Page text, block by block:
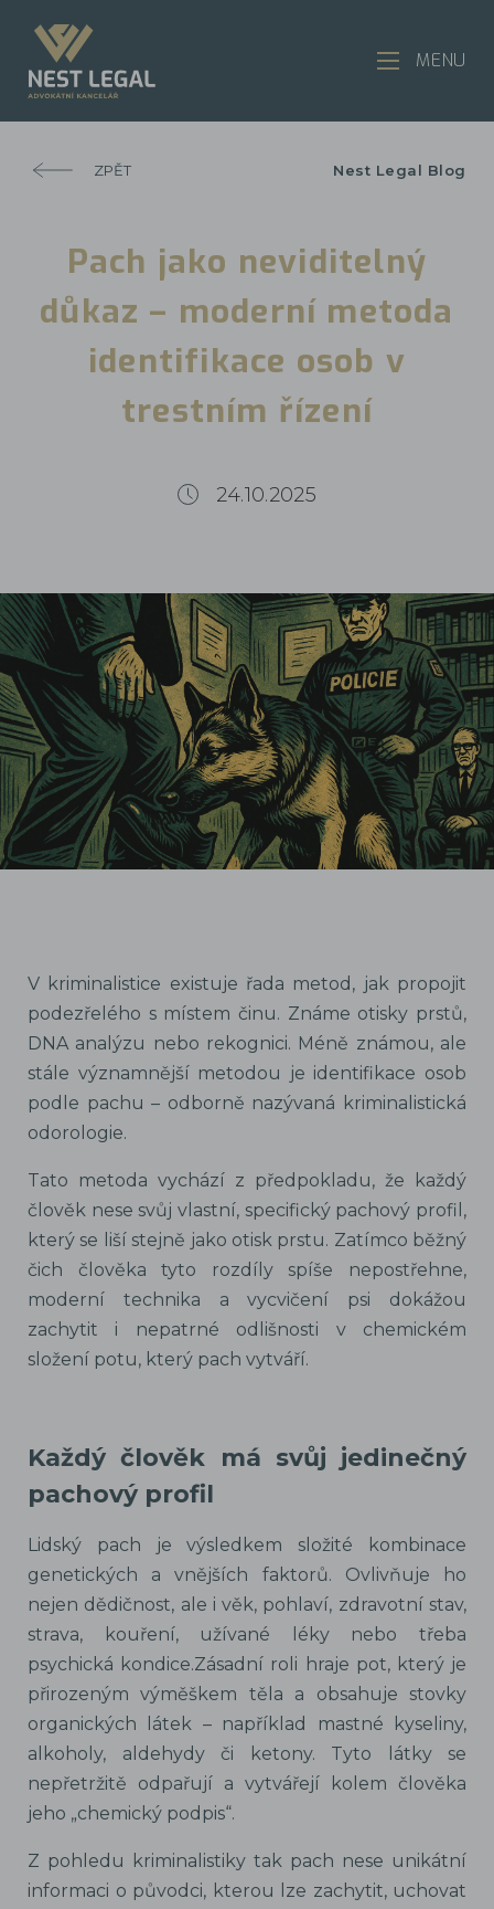
ZPĚT Nest Legal Blog
Pach jako neviditelný
důkaz – moderní metoda
identifikace osob v
trestním řízení
24.10.2025
V kriminalistice existuje řada metod, jak propojit
podezřelého s místem činu. Známe otisky prstů,
DNA analýzu nebo rekognici. Méně známou, ale
stále významnější metodou je identifikace osob
podle pachu – odborně nazývaná kriminalistická
odorologie.
Tato metoda vychází z předpokladu, že každý
člověk nese svůj vlastní, specifický pachový profil,
který se liší stejně jako otisk prstu. Zatímco běžný
čich člověka tyto rozdíly spíše nepostřehne,
moderní technika a vycvičení psi dokážou
zachytit i nepatrné odlišnosti v chemickém
složení potu, který pach vytváří.
Každý člověk má svůj jedinečný
pachový profil
Lidský pach je výsledkem složité kombinace
genetických a vnějších faktorů. Ovlivňuje ho
nejen dědičnost, ale i věk, pohlaví, zdravotní stav,
strava, kouření, užívané léky nebo třeba
psychická kondice.Zásadní roli hraje pot, který je
přirozeným výměškem těla a obsahuje stovky
organických látek – například mastné kyseliny,
alkoholy, aldehydy či ketony. Tyto látky se
nepřetržitě odpařují a vytvářejí kolem člověka
jeho „chemický podpis“.
Z pohledu kriminalistiky tak pach nese unikátní
informaci o původci, kterou lze zachytit, uchovat
MENU